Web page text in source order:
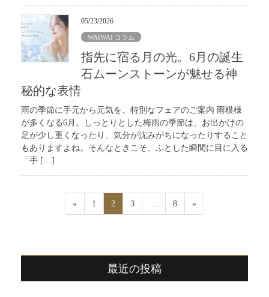
05/23/2026
WAIWAI コラム
指先に宿る月の光。6月の誕生
石ムーンストーンが魅せる神
秘的な表情
雨の季節に手元から元気を。特別なフェアのご案内 雨模様
が多くなる6月。しっとりとした梅雨の季節は、お出かけの
足が少し重くなったり、気分が沈みがちになったりすること
もありますよね。そんなときこそ、ふとした瞬間に目に入る
「手 […]
ペ
«
ペ
ー
1
ペ
ー
2
ペ
ー
3 …
ペ
ー
8 »
最近の投稿